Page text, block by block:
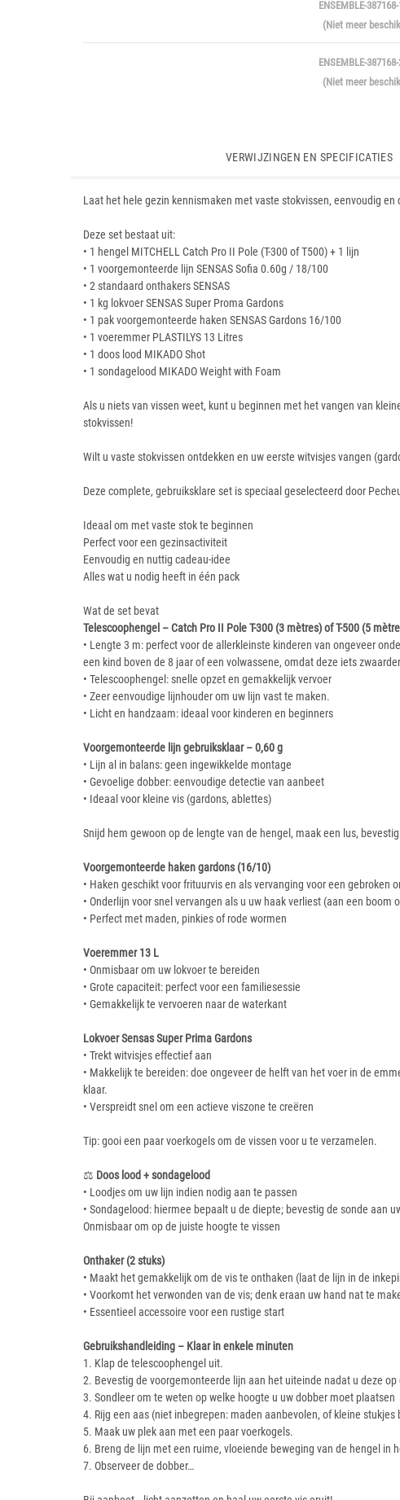
ENSEMBLE-387168-
(Niet meer
ENSEMBLE-
(Niet meer
VERWIJZINGEN EN SPECIFICATIES
Laat het hele gezin kennismaken met vaste stokvissen, eenvoudig en
Deze set bestaat uit:
• 1 hengel MITCHELL Catch Pro II Pole (T-300 of T500) + 1 lijn
• 1 voorgemonteerde lijn SENSAS Sofia 0.60g / 18/100
• 2 standaard onthakers SENSAS
• 1 kg lokvoer SENSAS Super Proma Gardons
• 1 pak voorgemonteerde haken SENSAS Gardons 16/100
• 1 voeremmer PLASTILYS 13 Litres
• 1 doos lood MIKADO Shot
• 1 sondagelood MIKADO Weight with Foam
Als u niets van vissen weet, kunt u beginnen met het vangen van
stokvissen!
Wilt u vaste stokvissen ontdekken en uw eerste witvisjes vangen
Deze complete, gebruiksklare set is speciaal geselecteerd door
Ideaal om met vaste stok te beginnen
Perfect voor een gezinsactiviteit
Eenvoudig en nuttig cadeau-idee
Alles wat u nodig heeft in één pack
Wat de set bevat
Telescoophengel – Catch Pro II Pole T-300 (3 mètres) of T-500 (5
• Lengte 3 m: perfect voor de allerkleinste kinderen van ongeveer
een kind boven de 8 jaar of een volwassene, omdat deze iets
• Telescoophengel: snelle opzet en gemakkelijk vervoer
• Zeer eenvoudige lijnhouder om uw lijn vast te maken.
• Licht en handzaam: ideaal voor kinderen en beginners
Voorgemonteerde lijn gebruiksklaar – 0,60 g
• Lijn al in balans: geen ingewikkelde montage
• Gevoelige dobber: eenvoudige detectie van aanbeet
• Ideaal voor kleine vis (gardons, ablettes)
Snijd hem gewoon op de lengte van de hengel, maak een lus,
Voorgemonteerde haken gardons (16/10)
• Haken geschikt voor frituurvis en als vervanging voor een gebroken
• Onderlijn voor snel vervangen als u uw haak verliest (aan een boom
• Perfect met maden, pinkies of rode wormen
Voeremmer 13 L
• Onmisbaar om uw lokvoer te bereiden
• Grote capaciteit: perfect voor een familiesessie
• Gemakkelijk te vervoeren naar de waterkant
Lokvoer Sensas Super Prima Gardons
• Trekt witvisjes effectief aan
• Makkelijk te bereiden: doe ongeveer de helft van het voer in de
klaar.
• Verspreidt snel om een actieve viszone te creëren
Tip: gooi een paar voerkogels om de vissen voor u te verzamelen.
⚖️ Doos lood + sondagelood
• Loodjes om uw lijn indien nodig aan te passen
• Sondagelood: hiermee bepaalt u de diepte; bevestig de sonde aan
Onmisbaar om op de juiste hoogte te vissen
Onthaker (2 stuks)
• Maakt het gemakkelijk om de vis te onthaken (laat de lijn in de
• Voorkomt het verwonden van de vis; denk eraan uw hand nat te
• Essentieel accessoire voor een rustige start
Gebruikshandleiding – Klaar in enkele minuten
1. Klap de telescoophengel uit.
2. Bevestig de voorgemonteerde lijn aan het uiteinde nadat u deze
3. Sondleer om te weten op welke hoogte u uw dobber moet plaatsen
4. Rijg een aas (niet inbegrepen: maden aanbevolen, of kleine stukjes
5. Maak uw plek aan met een paar voerkogels.
6. Breng de lijn met een ruime, vloeiende beweging van de hengel in
7. Observeer de dobber…